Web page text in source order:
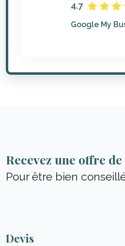
4.7
Google My
Recevez une offre
Pour être bien
Devis